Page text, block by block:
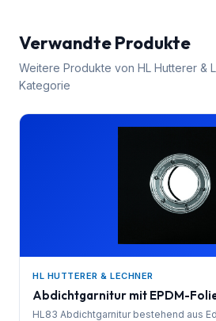
Verwandte Produkte
Weitere Produkte von HL Hutterer &
Kategorie
HL HUTTERER & LECHNER
Abdichtgarnitur mit EPDM-
HL83 Abdichtgarnitur bestehend aus